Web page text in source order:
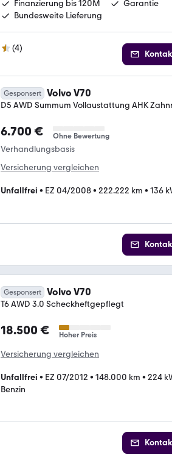
Finanzierung bis 120M
Garantie
Bundesweite Lieferung
(4)
Gesponsert Volvo V70
D5 AWD Summum Vollaustattung AHK
6.700 € Ohne Bewertung
Verhandlungsbasis
Versicherung vergleichen
Unfallfrei • EZ 04/2008• 222.222 km • 136
Gesponsert Volvo V70
T6 AWD 3.0 Scheckheftgepflegt
18.500 € Hoher Preis
Versicherung vergleichen
Unfallfrei • EZ 07/2012 • 148.000 km • 224
Benzin